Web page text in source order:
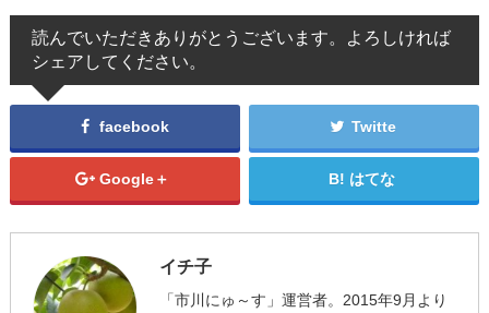
読んでいただきありがとうございます。よろしければ
シェアしてください。
facebook Twitte
Google＋ はてな
イチ子
「市川にゅ～す」運営者。2015年9月より